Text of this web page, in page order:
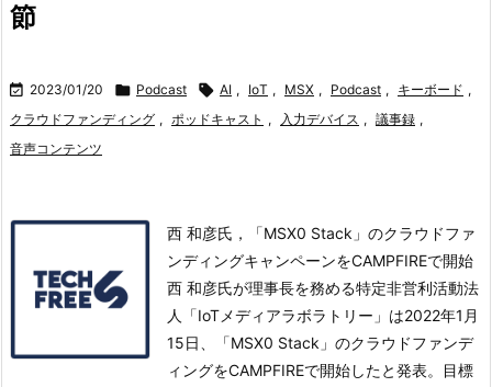
節
 2023/01/20  Podcast  AI , IoT , MSX , Podcast , キーボード ,
クラウドファンディング , ポッドキャスト , 入力デバイス , 議事録 ,
音声コンテンツ
西 和彦氏，「MSX0 Stack」のクラウドファ
ンディングキャンペーンをCAMPFIREで開始
西 和彦氏が理事長を務める特定非営利活動法
人「IoTメディアラボラトリー」は2022年1月
15日、「MSX0 Stack」のクラウドファンデ
ィングをCAMPFIREで開始したと発表。
目標